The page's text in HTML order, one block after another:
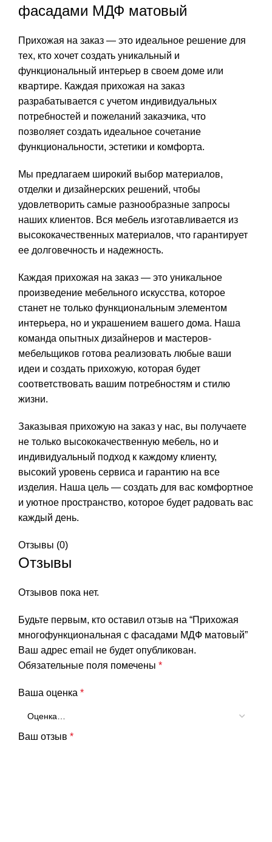
фасадами МДФ матовый
Прихожая на заказ — это идеальное решение для
тех, кто хочет создать уникальный и
функциональный интерьер в своем доме или
квартире. Каждая прихожая на заказ
разрабатывается с учетом индивидуальных
потребностей и пожеланий заказчика, что
позволяет создать идеальное сочетание
функциональности, эстетики и комфорта.
Мы предлагаем широкий выбор материалов,
отделки и дизайнерских решений, чтобы
удовлетворить самые разнообразные запросы
наших клиентов. Вся мебель изготавливается из
высококачественных материалов, что гарантирует
ее долговечность и надежность.
Каждая прихожая на заказ — это уникальное
произведение мебельного искусства, которое
станет не только функциональным элементом
интерьера, но и украшением вашего дома. Наша
команда опытных дизайнеров и мастеров-
мебельщиков готова реализовать любые ваши
идеи и создать прихожую, которая будет
соответствовать вашим потребностям и стилю
жизни.
Заказывая прихожую на заказ у нас, вы получаете
не только высококачественную мебель, но и
индивидуальный подход к каждому клиенту,
высокий уровень сервиса и гарантию на все
изделия. Наша цель — создать для вас комфортное
и уютное пространство, которое будет радовать вас
каждый день.
Отзывы (0)
Отзывы
Отзывов пока нет.
Будьте первым, кто оставил отзыв на “Прихожая
многофункциональная с фасадами МДФ матовый”
Ваш адрес email не будет опубликован.
Обязательные поля помечены *
Ваша оценка *
Ваш отзыв *